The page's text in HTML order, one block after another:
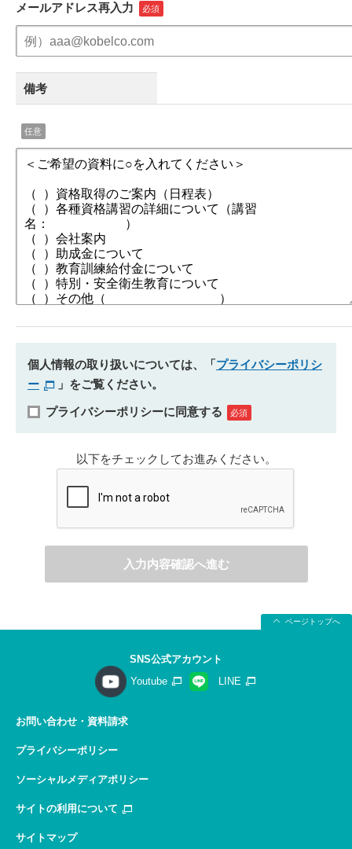
メールアドレス再入力
備考
個人情報の取り扱いについては、「プライバシーポリシ
ー
」をご覧ください。
プライバシーポリシーに同意する
以下をチェックしてお進みください。
入力内容確認へ進む
ページトップへ
SNS公式アカウント
Youtube
LINE
お問い合わせ・資料請求
プライバシーポリシー
ソーシャルメディアポリシー
サイトの利用について
サイトマップ